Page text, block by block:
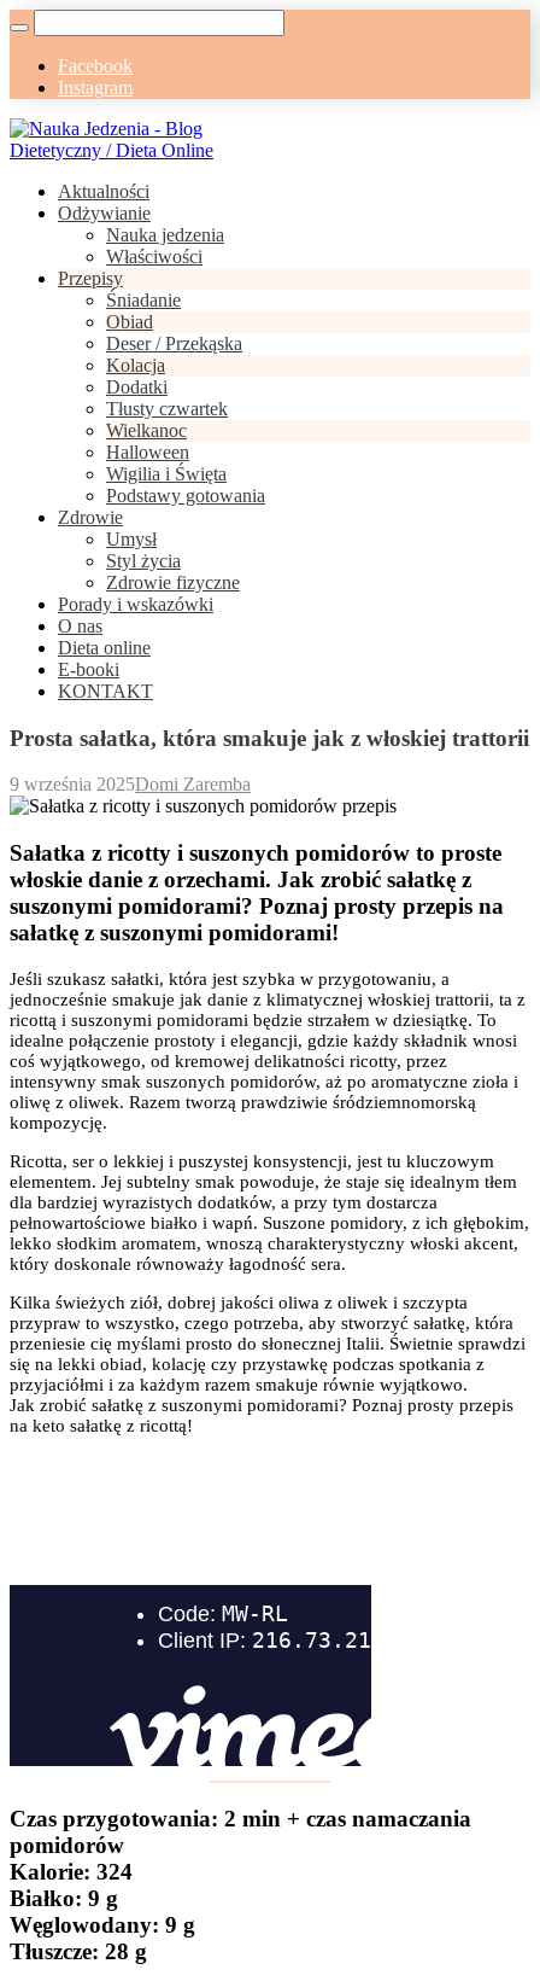
Facebook
Instagram
Aktualności
Odżywianie
Nauka jedzenia
Właściwości
Przepisy
Śniadanie
Obiad
Deser / Przekąska
Kolacja
Dodatki
Tłusty czwartek
Wielkanoc
Halloween
Wigilia i Święta
Podstawy gotowania
Zdrowie
Umysł
Styl życia
Zdrowie fizyczne
Porady i wskazówki
O nas
Dieta online
E-booki
KONTAKT
Prosta sałatka, która smakuje jak z włoskiej trattorii
9 września 2025Domi Zaremba
Sałatka z ricotty i suszonych pomidorów to proste
włoskie danie z orzechami. Jak zrobić sałatkę z
suszonymi pomidorami? Poznaj prosty przepis na
sałatkę z suszonymi pomidorami!
Jeśli szukasz sałatki, która jest szybka w przygotowaniu, a
jednocześnie smakuje jak danie z klimatycznej włoskiej trattorii, ta z
ricottą i suszonymi pomidorami będzie strzałem w dziesiątkę. To
idealne połączenie prostoty i elegancji, gdzie każdy składnik wnosi
coś wyjątkowego, od kremowej delikatności ricotty, przez
intensywny smak suszonych pomidorów, aż po aromatyczne zioła i
oliwę z oliwek. Razem tworzą prawdziwie śródziemnomorską
kompozycję.
Ricotta, ser o lekkiej i puszystej konsystencji, jest tu kluczowym
elementem. Jej subtelny smak powoduje, że staje się idealnym tłem
dla bardziej wyrazistych dodatków, a przy tym dostarcza
pełnowartościowe białko i wapń. Suszone pomidory, z ich głębokim,
lekko słodkim aromatem, wnoszą charakterystyczny włoski akcent,
który doskonale równoważy łagodność sera.
Kilka świeżych ziół, dobrej jakości oliwa z oliwek i szczypta
przypraw to wszystko, czego potrzeba, aby stworzyć sałatkę, która
przeniesie cię myślami prosto do słonecznej Italii. Świetnie sprawdzi
się na lekki obiad, kolację czy przystawkę podczas spotkania z
przyjaciółmi i za każdym razem smakuje równie wyjątkowo.
Jak zrobić sałatkę z suszonymi pomidorami? Poznaj prosty przepis
na keto sałatkę z ricottą!
Czas przygotowania: 2 min + czas namaczania
pomidorów
Kalorie: 324
Białko: 9 g
Węglowodany: 9 g
Tłuszcze: 28 g